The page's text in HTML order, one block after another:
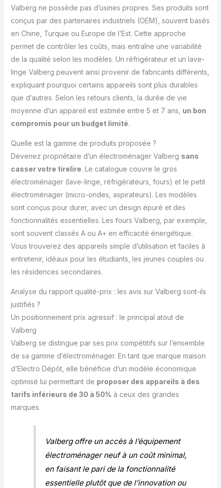
Valberg ne possède pas d’usines propres. Ses produits sont
conçus par des partenaires industriels (OEM), souvent basés
en Chine, Turquie ou Europe de l’Est. Cette approche
permet de contrôler les coûts, mais entraîne une variabilité
de la qualité selon les modèles. Un réfrigérateur et un lave-
linge Valberg peuvent ainsi provenir de fabricants différents,
expliquant pourquoi certains appareils sont plus durables
que d’autres. Selon les retours clients, la durée de vie
moyenne d’un appareil est estimée entre 5 et 7 ans, un bon
compromis pour un budget limité.
Quelle est la gamme de produits proposée ?
Devenez propriétaire d’un électroménager Valberg sans
casser votre tirelire. Le catalogue couvre le gros
électroménager (lave-linge, réfrigérateurs, fours) et le petit
électroménager (micro-ondes, aspirateurs). Les modèles
sont conçus pour durer, avec un design épuré et des
fonctionnalités essentielles. Les fours Valberg, par exemple,
sont souvent classés A ou A+ en efficacité énergétique.
Vous trouverez des appareils simple d’utilisation et faciles à
entretenir, idéaux pour les étudiants, les jeunes couples ou
les résidences secondaires.
Analyse du rapport qualité-prix : les avis sur Valberg sont-ils
justifiés ?
Un positionnement prix agressif : le principal atout de
Valberg
Valberg se distingue par ses prix compétitifs sur l’ensemble
de sa gamme d’électroménager. En tant que marque maison
d’Electro Dépôt, elle bénéficie d’un modèle économique
optimisé lui permettant de proposer des appareils à des
tarifs inférieurs de 30 à 50% à ceux des grandes
marques.
Valberg offre un accès à l’équipement
électroménager neuf à un coût minimal,
en faisant le pari de la fonctionnalité
essentielle plutôt que de l’innovation ou